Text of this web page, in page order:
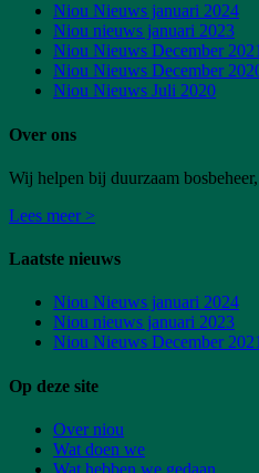
Niou Nieuws januari 2024
Niou nieuws januari 2023
Niou Nieuws December 2021
Niou Nieuws December
Niou Nieuws Juli 2020
Over ons
Wij helpen bij duurzaam
Lees meer >
Laatste nieuws
Niou Nieuws januari 2024
Niou nieuws januari 2023
Niou Nieuws December
Op deze site
Over niou
Wat doen we
Wat hebben we gedaan